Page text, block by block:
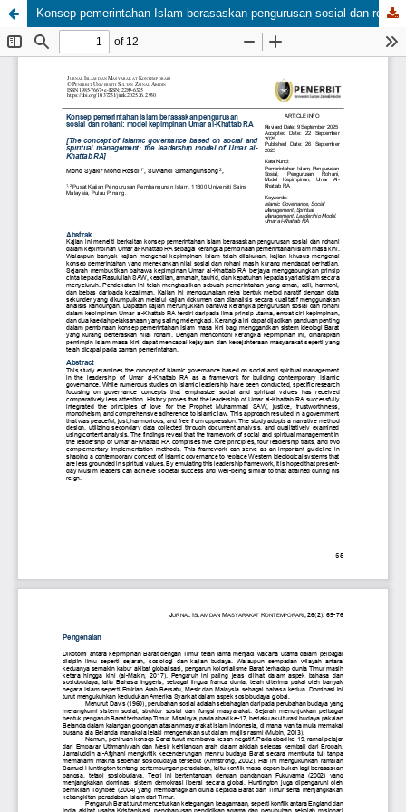
Konsep pemerintahan Islam berasaskan pengurusan sosial dan rohani: model kepimpinan Umar al-Khattab RA